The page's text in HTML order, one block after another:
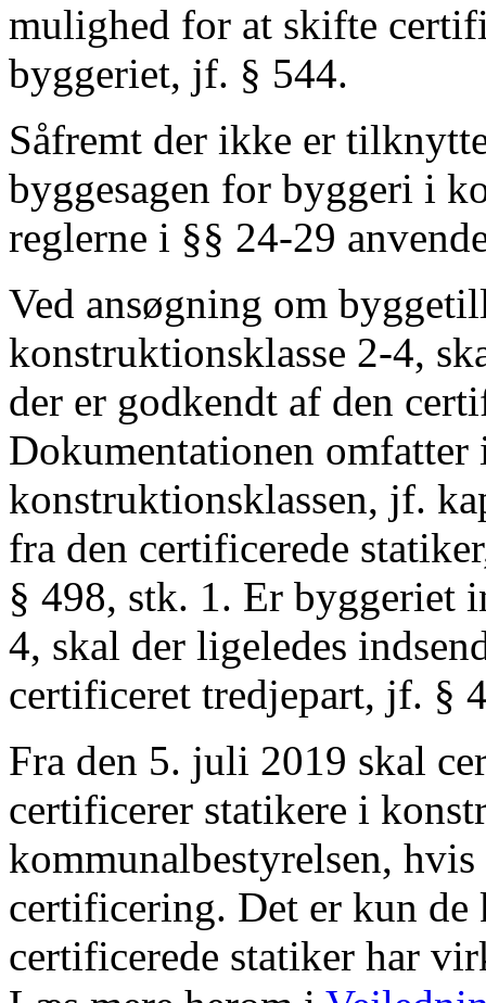
mulighed for at skifte
byggeriet, jf. § 544.
Såfremt der ikke er
byggesagen for byggeri i
reglerne i §§ 24-29
Ved ansøgning om
konstruktionsklasse 2-4,
der er godkendt af den
Dokumentationen
konstruktionsklassen, jf.
fra den certificerede
§ 498, stk. 1. Er byggeriet
4, skal der ligeledes
certificeret tredjepart, jf. §
Fra den 5. juli 2019 skal
certificerer statikere i
kommunalbestyrelsen,
certificering. Det er kun de
certificerede statiker har